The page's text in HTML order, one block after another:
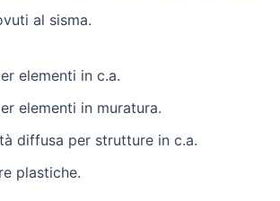
al sisma.
elementi in c.a.
elementi in muratura.
diffusa per strutture in c.a.
plastiche.